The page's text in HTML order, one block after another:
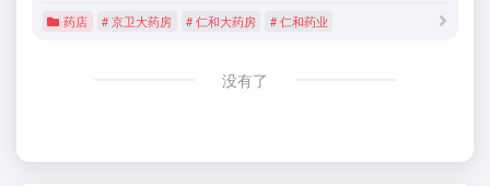
药店 # 京卫大药房 # 仁和大药房 # 仁和药业
没有了